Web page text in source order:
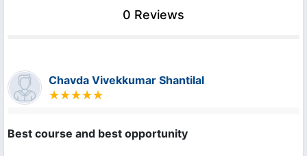
0 Reviews
Chavda Vivekkumar Shantilal
Best course and best opportunity